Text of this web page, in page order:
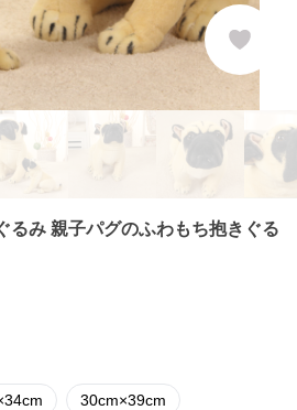
るみ 親子パグのふわもち抱きぐる
30cm×39cm